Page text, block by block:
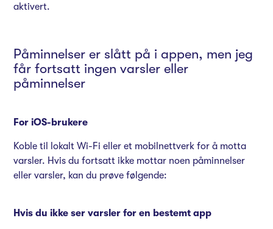
aktivert.
Påminnelser er slått på i appen, men jeg
får fortsatt ingen varsler eller
påminnelser
For iOS-brukere
Koble til lokalt Wi-Fi eller et mobilnettverk for å motta
varsler. Hvis du fortsatt ikke mottar noen påminnelser
eller varsler, kan du prøve følgende:
Hvis du ikke ser varsler for en bestemt app